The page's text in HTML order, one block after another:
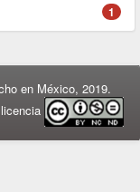
1
en México, 2019.